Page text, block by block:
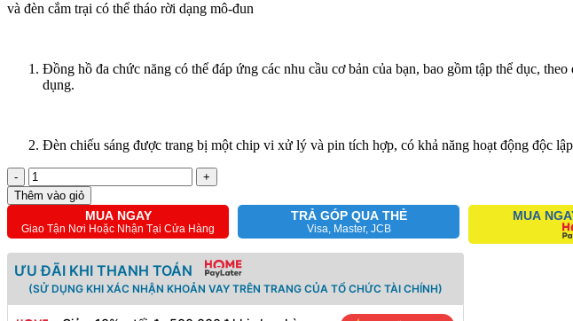
và đèn cắm trại có thể tháo rời dạng mô-đun
Đồng hồ đa chức năng có thể đáp ứng các nhu cầu cơ bản của bạn, bao gồm tập thể dục,
dụng.
Đèn chiếu sáng được trang bị một chip vi xử lý và pin tích hợp, có khả năng hoạt động độc
-
+
Thêm vào giỏ
MUA NGAY
Giao Tận Nơi Hoặc Nhận Tại Cửa Hàng
TRẢ GÓP QUA THẺ
Visa, Master, JCB
MUA
ƯU ĐÃI KHI THANH TOÁN
(SỬ DỤNG KHI XÁC NHẬN KHOẢN VAY TRÊN TRANG CỦA TỔ CHỨC TÀI CHÍNH)